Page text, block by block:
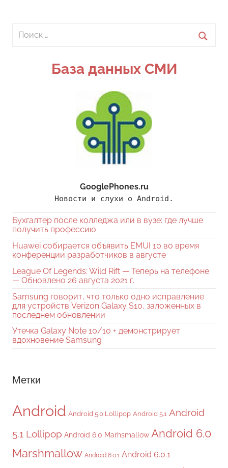
Поиск
База данных СМИ
GooglePhones.ru
Новости и слухи о Android.
Бухгалтер после колледжа или в вузе: где лучше
получить профессию
Huawei собирается объявить EMUI 10 во время
конференции разработчиков в августе
League Of Legends: Wild Rift — Теперь на телефоне
— Обновлено 26 августа 2021 г.
Samsung говорит, что только одно исправление
для устройств Verizon Galaxy S10, заложенных в
последнем обновлении
Утечка Galaxy Note 10/10 + демонстрирует
вдохновение Samsung
Метки
Android Android 5.0 Lollipop Android 5.1 Android
5.1 Lollipop Android 6.0 Marhsmallow Android 6.0
Marshmallow Android 6.0.1 Android 6.0.1